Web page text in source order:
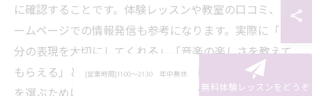
に確認することです。体験レッスンや教室の口コミ、ホ
ームページでの情報発信も参考になります。実際に「自
分の表現を大切にしてくれる」「音楽の楽しさを教えて
もらえる」といった体験談が多く、長く続けられる教室
[営業時間]11:00～21:30 年中無休
無料体験レッスンをどうぞ